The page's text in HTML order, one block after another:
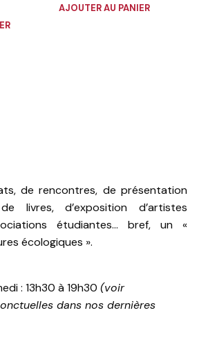
AJOUTER AU PANIER
de rencontres, de présentation
livres, d’exposition d’artistes
étudiantes… bref, un «
écologiques ».
: 13h30 à 19h30 (voir
dans nos dernières